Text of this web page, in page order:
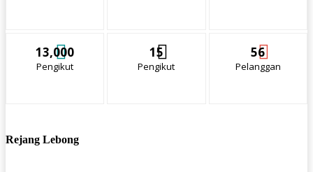
13,000
Pengikut
15
Pengikut
56
Pelanggan
Rejang Lebong